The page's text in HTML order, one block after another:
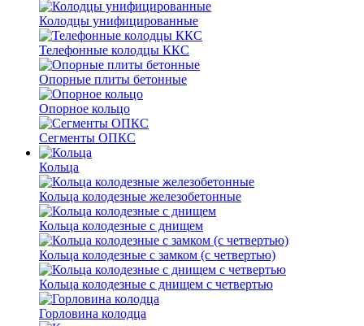
Колодцы унифицированные
Телефонные колодцы ККС
Опорные плиты бетонные
Опорное кольцо
Сегменты ОПКС
Кольца
Кольца колодезные железобетонные
Кольца колодезные с днищем
Кольца колодезные с замком (с четвертью)
Кольца колодезные с днищем с четвертью
Горловина колодца